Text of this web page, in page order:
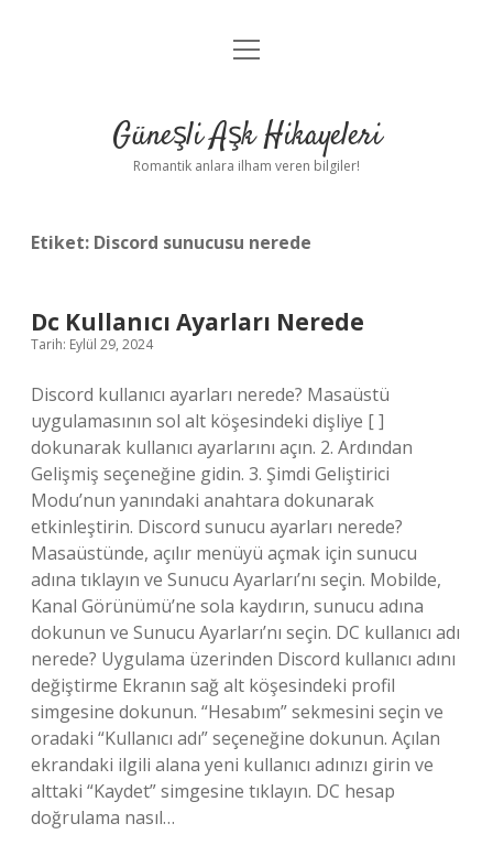
Anasayfa
Yasal Uyarı
menüyü
Güneşli Aşk Hikayeleri
Romantik anlara ilham veren bilgiler!
Etiket: Discord sunucusu nerede
Dc Kullanıcı Ayarları Nerede
Tarih: Eylül 29, 2024
Discord kullanıcı ayarları nerede? Masaüstü
uygulamasının sol alt köşesindeki dişliye [ ]
dokunarak kullanıcı ayarlarını açın. 2. Ardından
Gelişmiş seçeneğine gidin. 3. Şimdi Geliştirici
Modu’nun yanındaki anahtara dokunarak
etkinleştirin. Discord sunucu ayarları nerede?
Masaüstünde, açılır menüyü açmak için sunucu
adına tıklayın ve Sunucu Ayarları’nı seçin. Mobilde,
Kanal Görünümü’ne sola kaydırın, sunucu adına
dokunun ve Sunucu Ayarları’nı seçin. DC kullanıcı adı
nerede? Uygulama üzerinden Discord kullanıcı adını
değiştirme Ekranın sağ alt köşesindeki profil
simgesine dokunun. “Hesabım” sekmesini seçin ve
oradaki “Kullanıcı adı” seçeneğine dokunun. Açılan
ekrandaki ilgili alana yeni kullanıcı adınızı girin ve
alttaki “Kaydet” simgesine tıklayın. DC hesap
doğrulama nasıl…